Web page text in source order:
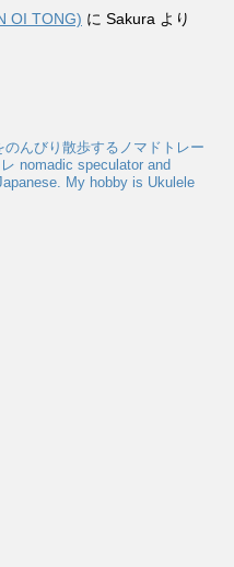
OI TONG) に Sakura より
んびり散歩するノマドトレー
nomadic speculator and
My hobby is Ukulele